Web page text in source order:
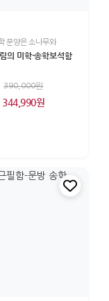
문양은 소나무와
의 미학-송학보석함
390,000원
344,990원